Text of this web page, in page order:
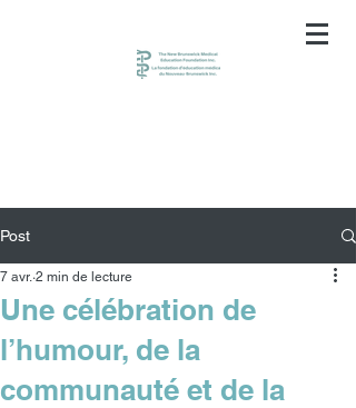
Post
Une célébration de
l’humour, de la
communauté et de la
7 avr. 2 min de lecture